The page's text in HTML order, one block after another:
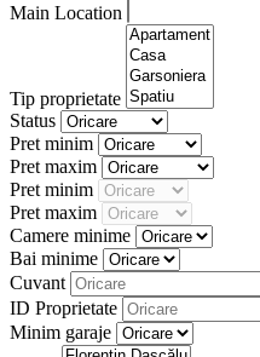
Main Location
Tip proprietate
Status
Pret minim
Pret maxim
Pret minim
Pret maxim
Camere minime
Bai minime
Cuvant
ID Proprietate
Minim garaje